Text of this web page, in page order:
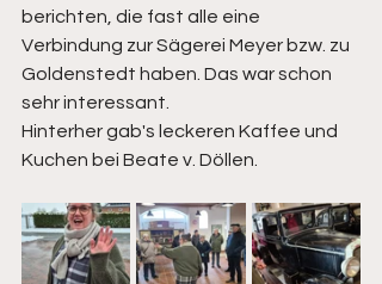
berichten, die fast alle eine
Verbindung zur Sägerei Meyer bzw. zu
Goldenstedt haben. Das war schon
sehr interessant.
Hinterher gab's leckeren Kaffee und
Kuchen bei Beate v. Döllen.